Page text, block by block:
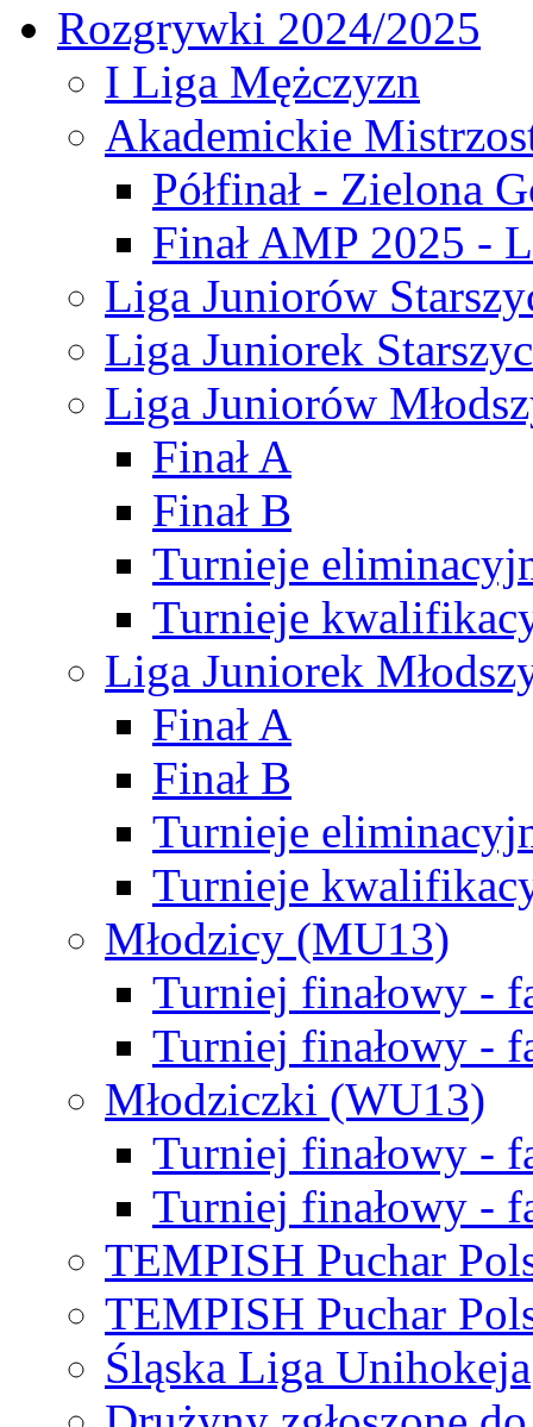
Rozgrywki 2024/2025
I Liga Mężczyzn
Akademickie
Półfinał - Zielona
Finał AMP 2025 -
Liga Juniorów
Liga Juniorek
Liga Juniorów
Finał A
Finał B
Turnieje
Turnieje
Liga Juniorek
Finał A
Finał B
Turnieje
Turnieje
Młodzicy (MU13)
Turniej finałowy -
Turniej finałowy -
Młodziczki (WU13)
Turniej finałowy -
Turniej finałowy -
TEMPISH Puchar
TEMPISH Puchar
Śląska Liga Unihokeja